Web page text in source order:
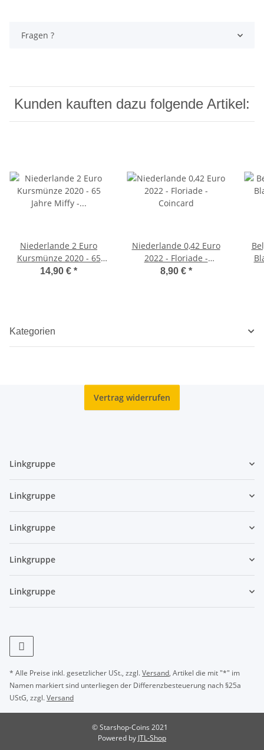
Fragen ?
Kunden kauften dazu folgende Artikel:
Niederlande 2 Euro
Kursmünze 2020 - 65
Jahre Miffy - BU
14,90 € *
Niederlande 0,42 Euro
2022 - Floriade -
Coincard
8,90 € *
Kategorien
Vertrag widerrufen
Linkgruppe
Linkgruppe
Linkgruppe
Linkgruppe
Linkgruppe
* Alle Preise inkl. gesetzlicher USt., zzgl.Versand, Artikel die mit "*" im
Namen markiert sind unterliegen der Differenzbesteuerung nach §25a
UStG, zzgl.Versand
© Starshop-Coins 2021
Powered by JTL-Shop